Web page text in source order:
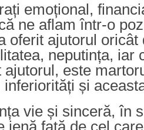
emoțional,
ne aflam într-o
oferit ajutorul oricât
neputința, iar
ajutorul, este
și
vie și sinceră, în
jenă față de cel